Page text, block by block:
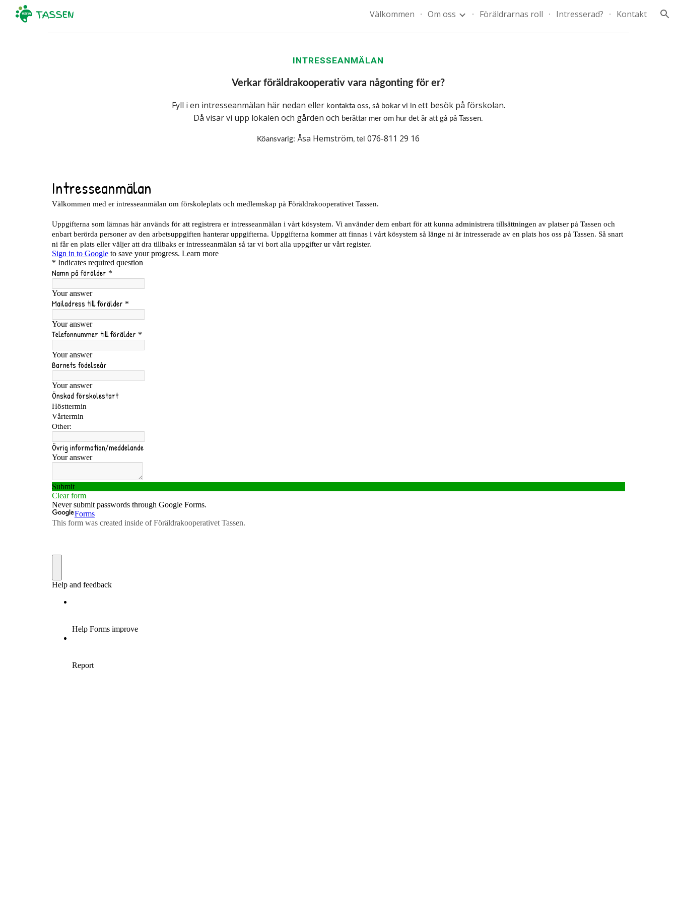
Skip to navigation
Välkommen Om oss Föräldrarnas roll Intresserad? Kontakt
INTRESSEANMÄLAN
Verkar föräldrakooperativ vara någonting för er?
Fyll i en intresseanmälan här nedan eller kontakta oss, så bokar vi in ett besök på förskolan.
Då visar vi upp lokalen och gården och berättar mer om hur det är att gå på Tassen.
Köansvarig:Åsa Hemström, tel076-811 29 16